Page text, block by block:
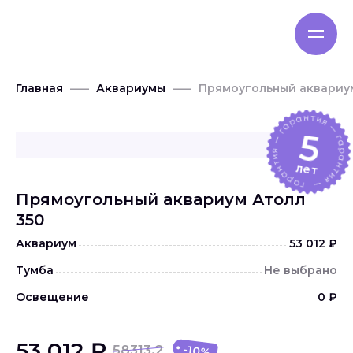
Главная Аквариумы Прямоугольный
5
лет
Прямоугольный аквариум Атолл
350
Аквариум
53 012 ₽
Тумба
Не выбрано
Освещение
0 ₽
58313.2